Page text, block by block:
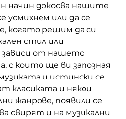
начин докосва нашите
усмихнем или да се
когато решим да си
стил или
зависи от нашето
с които ще ви запозная
и истински се
класиката и някои
жанрове, появили се
свирят и на музикални